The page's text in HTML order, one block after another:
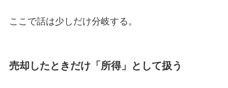
ここで話は少しだけ分岐する。
売却したときだけ「所得」として扱う